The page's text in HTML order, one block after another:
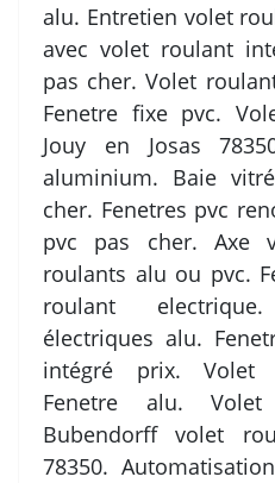
alu. Entretien volet
avec volet roulant
pas cher. Volet
Fenetre fixe pvc.
Jouy en Josas
aluminium. Baie
cher. Fenetres pvc
pvc pas cher. Axe
roulants alu ou pvc.
roulant
électriques alu.
intégré prix. Volet
Fenetre alu.
Bubendorff volet
78350.